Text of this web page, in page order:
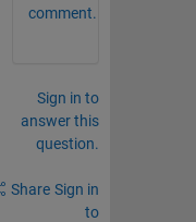
comment.
Sign in to
answer this
question.
Share Sign in
to